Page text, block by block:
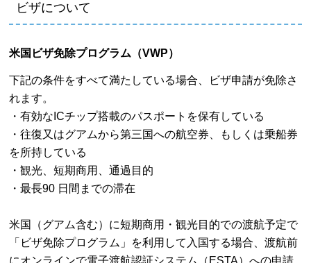
ビザについて
米国ビザ免除プログラム（VWP）
下記の条件をすべて満たしている場合、ビザ申請が免除さ
れます。
・有効なICチップ搭載のパスポートを保有している
・往復又はグアムから第三国への航空券、もしくは乗船券
を所持している
・観光、短期商用、通過目的
・最長90 日間までの滞在
米国（グアム含む）に短期商用・観光目的での渡航予定で
「ビザ免除プログラム」を利用して入国する場合、渡航前
にオンラインで電子渡航認証システム（ESTA）への申請